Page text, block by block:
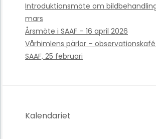
Introduktionsmöte om bildbehandling
mars
Årsmöte i SAAF – 16 april 2026
Vårhimlens pärlor –
SAAF, 25 februari
Kalendariet